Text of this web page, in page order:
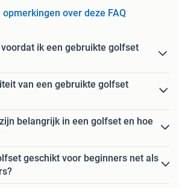
opmerkingen over deze FAQ
ik een gebruikte golfset
van een gebruikte golfset
belangrijk in een golfset en hoe
geschikt voor beginners net als